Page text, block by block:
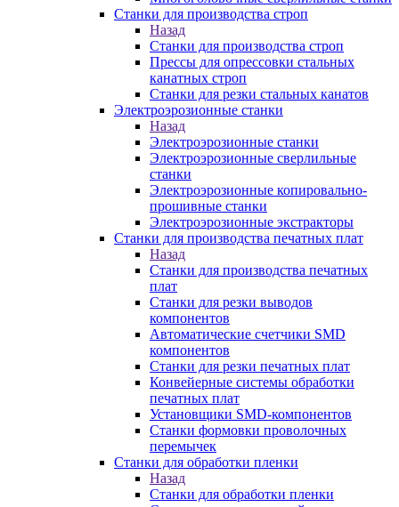
Станки для производства строп
Назад
Станки для производства строп
Прессы для опрессовки стальных
канатных строп
Станки для резки стальных канатов
Электроэрозионные станки
Назад
Электроэрозионные станки
Электроэрозионные сверлильные
станки
Электроэрозионные копировально-
прошивные станки
Электроэрозионные экстракторы
Станки для производства печатных плат
Назад
Станки для производства печатных
плат
Станки для резки выводов
компонентов
Автоматические счетчики SMD
компонентов
Станки для резки печатных плат
Конвейерные системы обработки
печатных плат
Установщики SMD-компонентов
Станки формовки проволочных
перемычек
Станки для обработки пленки
Назад
Станки для обработки пленки